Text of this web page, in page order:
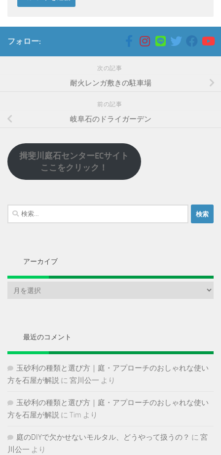
フォロー:
次の記事
耐火レンガ敷きの駐車場
前の記事
岐阜石のドライガーデン
揖斐川庭石センターECサイト
ここをクリック！
検
索:
アーカイブ
最近のコメント
玉砂利の種類と選び方｜庭・アプローチのおしゃれな使い
方を石屋が解説 に 宮川公一 より
玉砂利の種類と選び方｜庭・アプローチのおしゃれな使い
方を石屋が解説 に Tim より
庭のDIYで欠かせないモルタル、どうやって扱うの？ に 宮
川公一 より